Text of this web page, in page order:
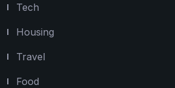
Tech
Housing
Travel
Food